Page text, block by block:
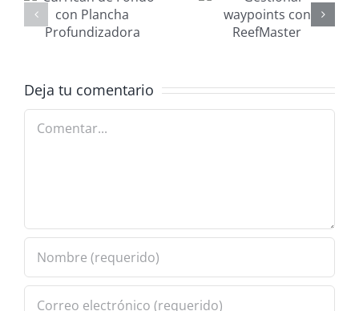
waypoints
nautico
Deja tu comentario
Comentar